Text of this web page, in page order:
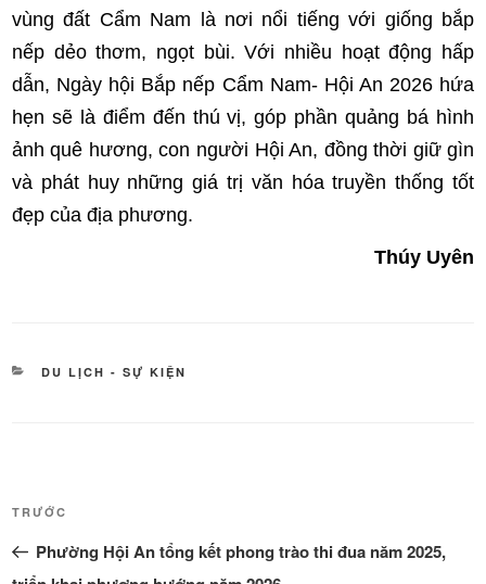
vùng đất Cẩm Nam là nơi nổi tiếng với giống bắp
nếp dẻo thơm, ngọt bùi. Với nhiều hoạt động hấp
dẫn, Ngày hội Bắp nếp Cẩm Nam- Hội An 2026 hứa
hẹn sẽ là điểm đến thú vị, góp phần quảng bá hình
ảnh quê hương, con người Hội An, đồng thời giữ gìn
và phát huy những giá trị văn hóa truyền thống tốt
đẹp của địa phương.
Thúy Uyên
DANH
DU LỊCH - SỰ KIỆN
hướng
bài
Bài
cũ
TRƯỚC
Phường Hội An tổng kết phong trào thi đua năm 2025,